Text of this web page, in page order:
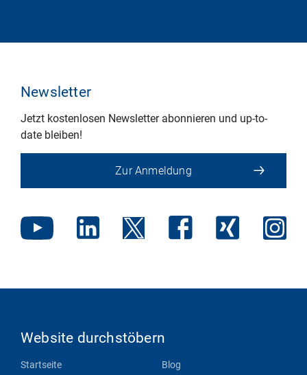
Newsletter
Jetzt kostenlosen Newsletter abonnieren und up-to-
date bleiben!
Zur Anmeldung
Website durchstöbern
Startseite Blog